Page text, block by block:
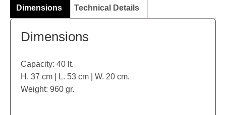
Dimensions Technical Details
Dimensions
Capacity: 40 lt.
H. 37 cm | L. 53 cm | W. 20 cm.
Weight: 960 gr.